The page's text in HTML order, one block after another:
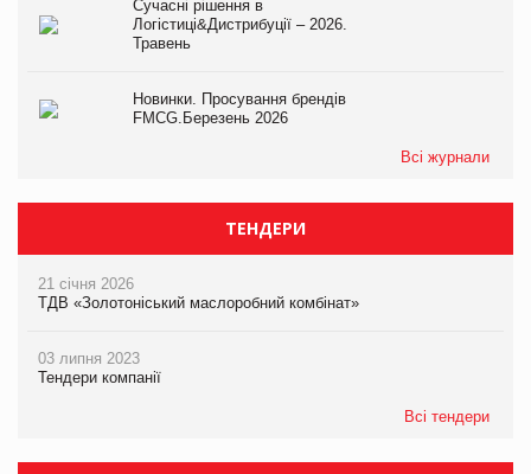
Сучасні рішення в
Логістиці&Дистрибуції – 2026.
Травень
Новинки. Просування брендів
FMCG.Березень 2026
Всі журнали
ТЕНДЕРИ
21 січня 2026
ТДВ «Золотоніський маслоробний комбінат»
03 липня 2023
Тендери компанії
Всі тендери